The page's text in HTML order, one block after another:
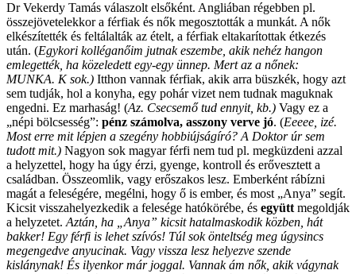
Dr Vekerdy Tamás válaszolt elsőként. Angliában régebben pl.
összejövetelekkor a férfiak és nők megosztották a munkát. A nők
elkészítették és feltálalták az ételt, a férfiak eltakarítottak étkezés
után. (Egykori kolléganőim jutnak eszembe, akik nehéz hangon
emlegették, ha közeledett egy-egy ünnep. Mert az a nőnek:
MUNKA. K sok.) Itthon vannak férfiak, akik arra büszkék, hogy azt
sem tudják, hol a konyha, egy pohár vizet nem tudnak maguknak
engedni. Ez marhaság! (Az. Csecsemő tud ennyit, kb.) Vagy ez a
„népi bölcsesség”: pénz számolva, asszony verve jó. (Eeeee, izé.
Most erre mit lépjen a szegény hobbiújságíró? A Doktor úr sem
tudott mit.) Nagyon sok magyar férfi nem tud pl. megküzdeni azzal
a helyzettel, hogy ha úgy érzi, gyenge, kontroll és erővesztett a
családban. Összeomlik, vagy erőszakos lesz. Emberként rábízni
magát a feleségére, megélni, hogy ő is ember, és most „Anya” segít.
Kicsit visszahelyezkedik a felesége hatókörébe, és együtt megoldják
a helyzetet. Aztán, ha „Anya” kicsit hatalmaskodik közben, hát
bakker! Egy férfi is lehet szívós! Túl sok önteltség meg úgysincs
megengedve anyucinak. Vagy vissza lesz helyezve szende
kislánynak! És ilyenkor már joggal. Vannak ám nők, akik vágynak